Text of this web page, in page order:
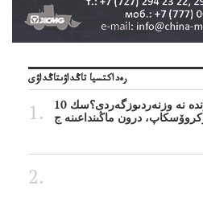
رەداكتسيا تاڭداۋىتاڭداۋى
10 كۇندە نە وزنەردىوزگەردى؟سك